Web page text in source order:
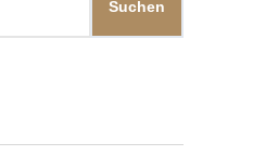
Suchen